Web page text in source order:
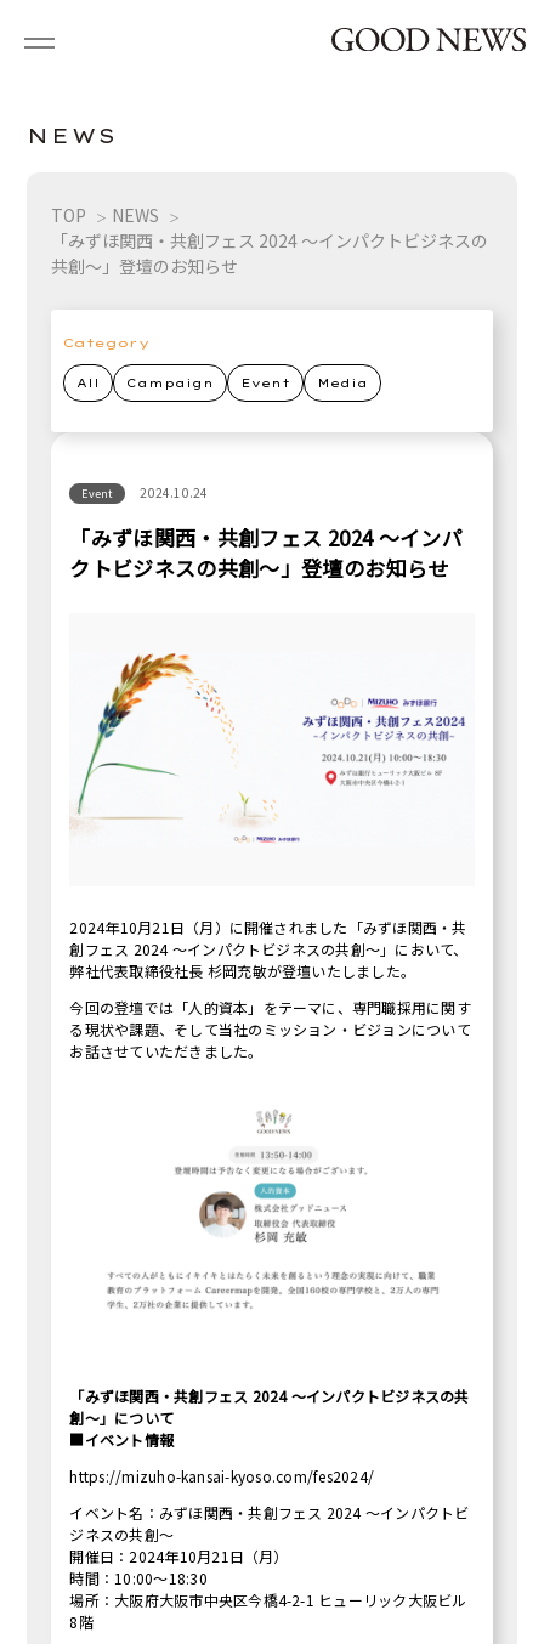
N E W S
TOP
NEWS
「みずほ関西・共創フェス 2024 ～インパクトビジネスの
共創～」登壇のお知らせ
Event 2024.10.24
「みずほ関西・共創フェス 2024 ～インパ
クトビジネスの共創～」登壇のお知らせ
2024年10月21日（月）に開催されました「みずほ関西・共
創フェス 2024 ～インパクトビジネスの共創～」において、
弊社代表取締役社長 杉岡充敏が登壇いたしました。
今回の登壇では「人的資本」をテーマに、専門職採用に関す
る現状や課題、そして当社のミッション・ビジョンについて
お話させていただきました。
「みずほ関西・共創フェス 2024 ～インパクトビジネスの共
創～」について
■イベント情報
https://mizuho-kansai-kyoso.com/fes2024/
イベント名：みずほ関西・共創フェス 2024 ～インパクトビ
ジネスの共創～
開催日：2024年10月21日（月）
時間：10:00～18:30
場所：大阪府大阪市中央区今橋4-2-1 ヒューリック大阪ビル
8階
Category
All Campaign Event Media